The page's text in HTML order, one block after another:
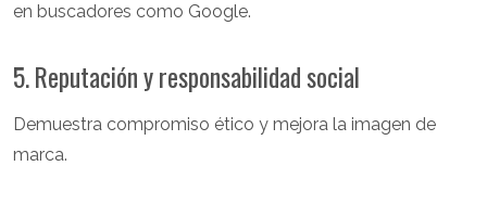
en buscadores como Google.
5. Reputación y responsabilidad social
Demuestra compromiso ético y mejora la imagen de
marca.